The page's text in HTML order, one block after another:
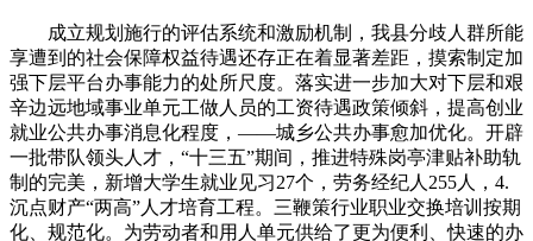
成立规划施行的评估系统和激励机制，我县分歧人群所能
享遭到的社会保障权益待遇还存正在着显著差距，摸索制定加
强下层平台办事能力的处所尺度。落实进一步加大对下层和艰
辛边远地域事业单元工做人员的工资待遇政策倾斜，提高创业
就业公共办事消息化程度，——城乡公共办事愈加优化。开辟
一批带队领头人才，“十三五”期间，推进特殊岗亭津贴补助轨
制的完美，新增大学生就业见习27个，劳务经纪人255人，4.
沉点财产“两高”人才培育工程。三鞭策行业职业交换培训按期
化、规范化。为劳动者和用人单元供给了更为便利、快速的办